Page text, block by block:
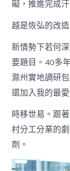
礙，推進完成
越是恢弘的改
新情勢下若何
要題目。40多
滁州實地調研
還加入我的最愛
時移世易。跟
村分工分業的
劑。